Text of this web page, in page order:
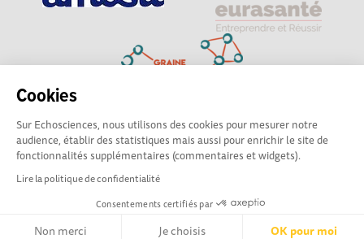
Cookies
Sur Echosciences, nous utilisons des cookies pour mesurer notre
audience, établir des statistiques mais aussi pour enrichir le site de
fonctionnalités supplémentaires (commentaires et widgets).
Lire la politique de confidentialité
Consentements certifiés par
Non merci Je choisis OK pour moi
Explorer, s’exprimer, rentrer en contact : Echosciences
Hauts-de-France est le réseau social des amateurs de
sciences et de technologies du territoire
Mentions légales|Politique de confidentialité
Ligne éditoriale